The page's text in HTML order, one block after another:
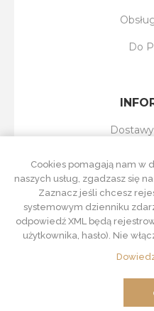
Do
Polityka
Cookies pomagają nam w
naszych usług, zgadzasz się
Zaznacz jeśli chcesz
systemowym dzienniku
odpowiedź XML będą
użytkownika, hasło). Nie